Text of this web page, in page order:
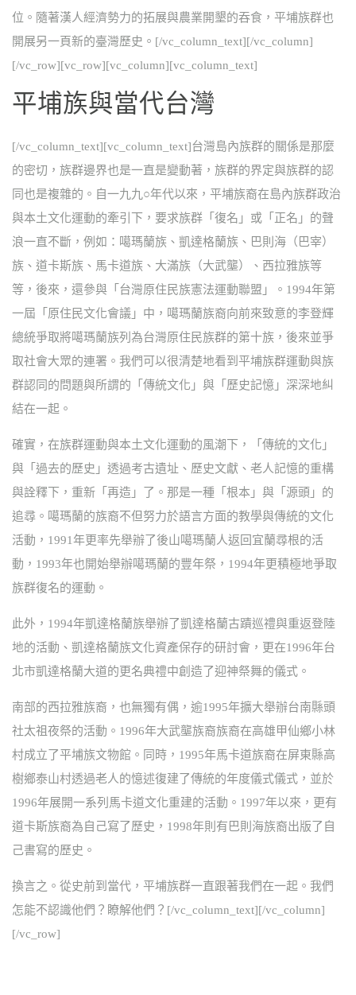
位。隨著漢人經濟勢力的拓展與農業開墾的吞食，平埔族群也
開展另一頁新的臺灣歷史。[/vc_column_text][/vc_column]
[/vc_row][vc_row][vc_column][vc_column_text]
平埔族與當代台灣
[/vc_column_text][vc_column_text]台灣島內族群的關係是那麼
的密切，族群邊界也是一直是變動著，族群的界定與族群的認
同也是複雜的。自一九九○年代以來，平埔族裔在島內族群政治
與本土文化運動的牽引下，要求族群「復名」或「正名」的聲
浪一直不斷，例如：噶瑪蘭族、凱達格蘭族、巴則海（巴宰）
族、道卡斯族、馬卡道族、大滿族（大武壟）、西拉雅族等
等，後來，還參與「台灣原住民族憲法運動聯盟」。1994年第
一屆「原住民文化會議」中，噶瑪蘭族裔向前來致意的李登輝
總統爭取將噶瑪蘭族列為台灣原住民族群的第十族，後來並爭
取社會大眾的連署。我們可以很清楚地看到平埔族群運動與族
群認同的問題與所謂的「傳統文化」與「歷史記憶」深深地糾
結在一起。
確實，在族群運動與本土文化運動的風潮下，「傳統的文化」
與「過去的歷史」透過考古遺址、歷史文獻、老人記憶的重構
與詮釋下，重新「再造」了。那是一種「根本」與「源頭」的
追尋。噶瑪蘭的族裔不但努力於語言方面的教學與傳統的文化
活動，1991年更率先舉辦了後山噶瑪蘭人返回宜蘭尋根的活
動，1993年也開始舉辦噶瑪蘭的豐年祭，1994年更積極地爭取
族群復名的運動。
此外，1994年凱達格蘭族舉辦了凱達格蘭古蹟巡禮與重返登陸
地的活動、凱達格蘭族文化資產保存的研討會，更在1996年台
北市凱達格蘭大道的更名典禮中創造了迎神祭舞的儀式。
南部的西拉雅族裔，也無獨有偶，逾1995年擴大舉辦台南縣頭
社太祖夜祭的活動。1996年大武壟族裔族裔在高雄甲仙鄉小林
村成立了平埔族文物館。同時，1995年馬卡道族裔在屏東縣高
樹鄉泰山村透過老人的憶述復建了傳統的年度儀式儀式，並於
1996年展開一系列馬卡道文化重建的活動。1997年以來，更有
道卡斯族裔為自己寫了歷史，1998年則有巴則海族裔出版了自
己書寫的歷史。
換言之。從史前到當代，平埔族群一直跟著我們在一起。我們
怎能不認識他們？瞭解他們？[/vc_column_text][/vc_column]
[/vc_row]